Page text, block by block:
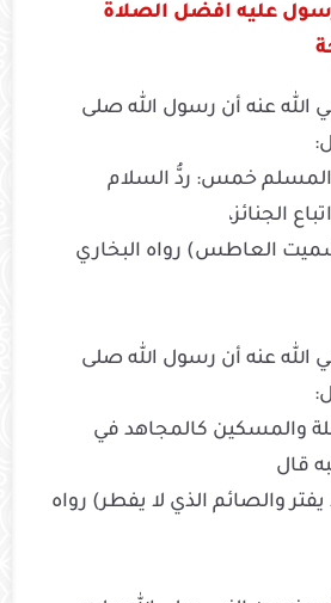
عليه افضل الصلاة
الله عنه أن رسول الله صلى
خمس: ردُّ السلام
الجنائز،
العاطس) رواه البخاري
الله عنه أن رسول الله صلى
والمسكين كالمجاهد في
قال
يفتر والصائم الذي لا يفطر) رواه